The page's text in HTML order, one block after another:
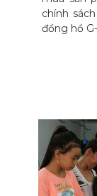
chính
đồng hồ